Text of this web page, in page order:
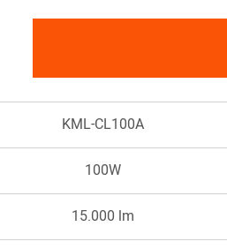
KML-CL100A
100W
15.000 lm